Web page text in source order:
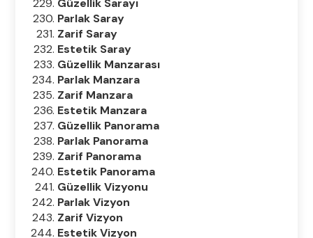
Güzellik Sarayı
Parlak Saray
Zarif Saray
Estetik Saray
Güzellik Manzarası
Parlak Manzara
Zarif Manzara
Estetik Manzara
Güzellik Panorama
Parlak Panorama
Zarif Panorama
Estetik Panorama
Güzellik Vizyonu
Parlak Vizyon
Zarif Vizyon
Estetik Vizyon